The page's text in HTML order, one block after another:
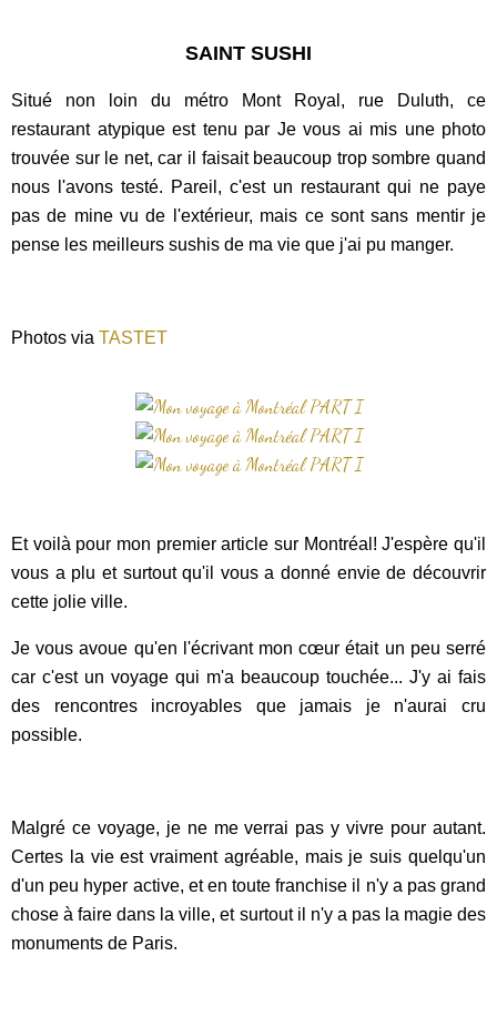
SAINT SUSHI
Situé non loin du métro Mont Royal, rue Duluth, ce
restaurant atypique est tenu par Je vous ai mis une photo
trouvée sur le net, car il faisait beaucoup trop sombre quand
nous l'avons testé. Pareil, c'est un restaurant qui ne paye
pas de mine vu de l'extérieur, mais ce sont sans mentir je
pense les meilleurs sushis de ma vie que j'ai pu manger.
Photos via TASTET
Et voilà pour mon premier article sur Montréal! J'espère qu'il
vous a plu et surtout qu'il vous a donné envie de découvrir
cette jolie ville.
Je vous avoue qu'en l'écrivant mon cœur était un peu serré
car c'est un voyage qui m'a beaucoup touchée... J'y ai fais
des rencontres incroyables que jamais je n'aurai cru
possible.
Malgré ce voyage, je ne me verrai pas y vivre pour autant.
Certes la vie est vraiment agréable, mais je suis quelqu'un
d'un peu hyper active, et en toute franchise il n'y a pas grand
chose à faire dans la ville, et surtout il n'y a pas la magie des
monuments de Paris.